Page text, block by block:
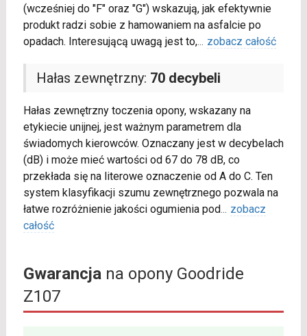
(wcześniej do "F" oraz "G") wskazują, jak efektywnie
produkt radzi sobie z hamowaniem na asfalcie po
opadach. Interesującą uwagą jest to,... zobacz całość
Hałas zewnętrzny: 70 decybeli
Hałas zewnętrzny toczenia opony, wskazany na
etykiecie unijnej, jest ważnym parametrem dla
świadomych kierowców. Oznaczany jest w decybelach
(dB) i może mieć wartości od 67 do 78 dB, co
przekłada się na literowe oznaczenie od A do C. Ten
system klasyfikacji szumu zewnętrznego pozwala na
łatwe rozróżnienie jakości ogumienia pod... zobacz
całość
Gwarancjana opony Goodride
Z107